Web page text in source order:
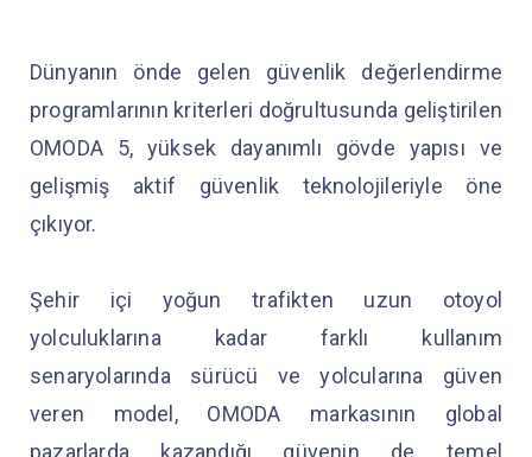
Dünyanın önde gelen güvenlik değerlendirme
programlarının kriterleri doğrultusunda geliştirilen
OMODA 5, yüksek dayanımlı gövde yapısı ve
gelişmiş aktif güvenlik teknolojileriyle öne
çıkıyor.
Şehir içi yoğun trafikten uzun otoyol
yolculuklarına kadar farklı kullanım
senaryolarında sürücü ve yolcularına güven
veren model, OMODA markasının global
pazarlarda kazandığı güvenin de temel